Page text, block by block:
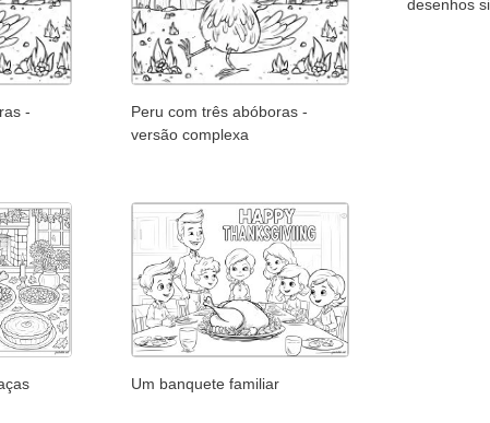
-
Peru com três abóboras -
versão complexa
desenhos
Um banquete familiar